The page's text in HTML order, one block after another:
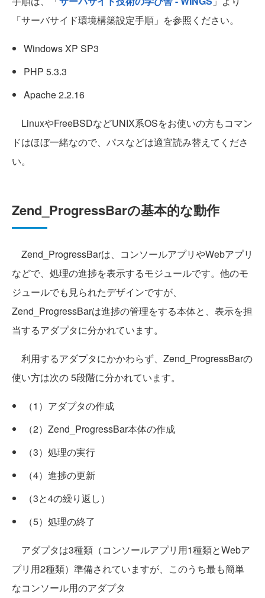
「サーバサイド環境構築設定手順」を参照ください。
Windows XP SP3
PHP 5.3.3
Apache 2.2.16
LinuxやFreeBSDなどUNIX系OSをお使いの方もコマン
ドはほぼ一緒なので、パスなどは適宜読み替えてくださ
い。
Zend_ProgressBarの基本的な動作
Zend_ProgressBarは、コンソールアプリやWebアプリ
などで、処理の進捗を表示するモジュールです。他のモ
ジュールでも見られたデザインですが、
Zend_ProgressBarは進捗の管理をする本体と、表示を担
当するアダプタに分かれています。
利用するアダプタにかかわらず、Zend_ProgressBarの
使い方は次の 5段階に分かれています。
（1）アダプタの作成
（2）Zend_ProgressBar本体の作成
（3）処理の実行
（4）進捗の更新
（3と4の繰り返し）
（5）処理の終了
アダプタは3種類（コンソールアプリ用1種類とWebア
プリ用2種類）準備されていますが、このうち最も簡単
なコンソール用のアダプタ